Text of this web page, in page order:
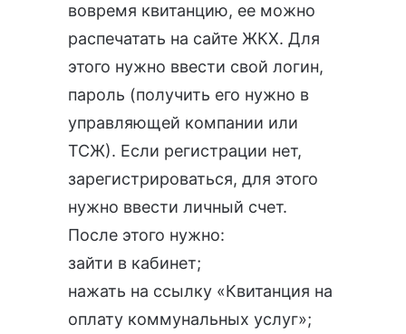
вовремя квитанцию, ее можно
распечатать на сайте ЖКХ. Для
этого нужно ввести свой логин,
пароль (получить его нужно в
управляющей компании или
ТСЖ). Если регистрации нет,
зарегистрироваться, для этого
нужно ввести личный счет.
После этого нужно:
зайти в кабинет;
нажать на ссылку «Квитанция на
оплату коммунальных услуг»;